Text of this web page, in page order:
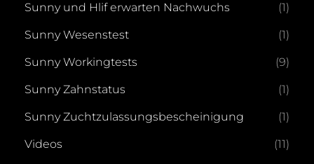
Sunny und Hlif erwarten Nachwuchs (1)
Sunny Wesenstest (1)
Sunny Workingtests (9)
Sunny Zahnstatus (1)
Sunny Zuchtzulassungsbescheinigung (1)
Videos (11)